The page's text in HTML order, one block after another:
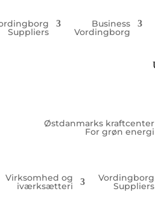
Suppliers
Business
Vordingborg
Østdanmarks kraftcenter
For grøn energi
Virksomhed og
iværksætteri
Vordingborg
Suppliers